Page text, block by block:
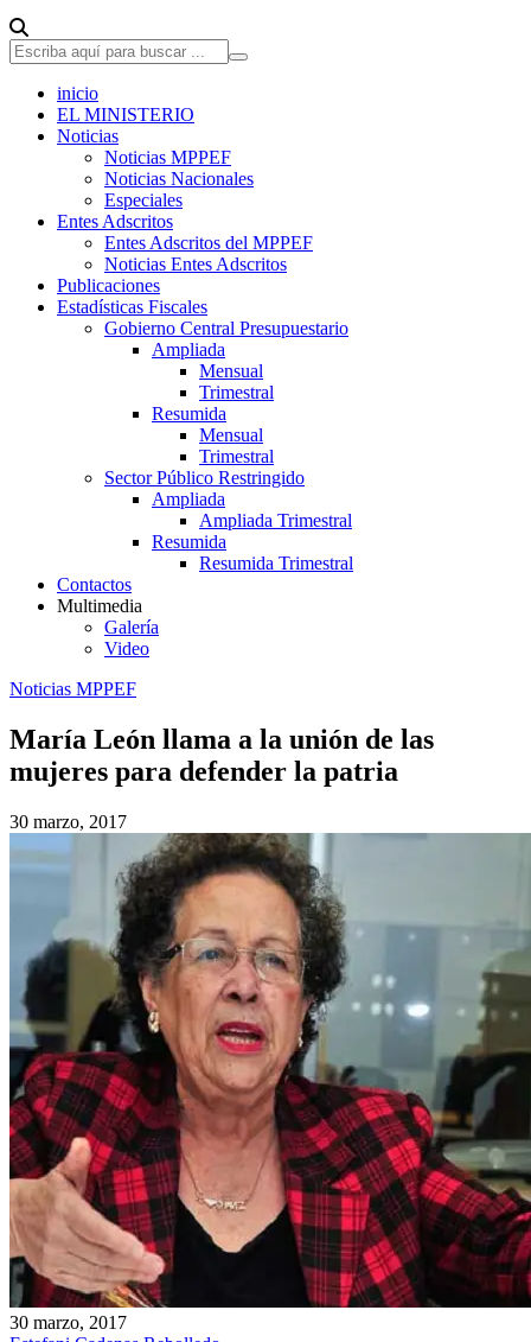
inicio
EL MINISTERIO
Noticias
Noticias MPPEF
Noticias Nacionales
Especiales
Entes Adscritos
Entes Adscritos del MPPEF
Noticias Entes Adscritos
Publicaciones
Estadísticas Fiscales
Gobierno Central Presupuestario
Ampliada
Mensual
Trimestral
Resumida
Mensual
Trimestral
Sector Público Restringido
Ampliada
Ampliada Trimestral
Resumida
Resumida Trimestral
Contactos
Multimedia
Galería
Video
Noticias MPPEF
María León llama a la unión de las
mujeres para defender la patria
30 marzo, 2017
30 marzo, 2017